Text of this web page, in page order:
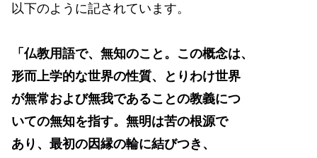
以下のように記されています。
「仏教用語で、無知のこと。この概念は、
形而上学的な世界の性質、とりわけ世界
が無常および無我であることの教義につ
いての無知を指す。無明は苦の根源で
あり、最初の因縁の輪に結びつき、